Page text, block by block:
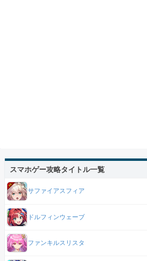
スマホゲー攻略タイトル一覧
サファイアスフィア
ドルフィンウェーブ
ファンキルスリスタ